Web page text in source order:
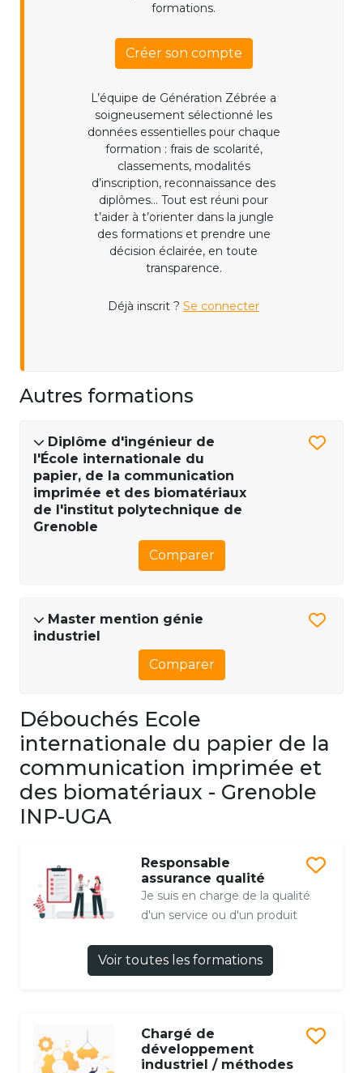
formations.
Créer son compte
L’équipe de Génération Zébrée a
soigneusement sélectionné les
données essentielles pour chaque
formation : frais de scolarité,
classements, modalités
d’inscription, reconnaissance des
diplômes... Tout est réuni pour
t’aider à t’orienter dans la jungle
des formations et prendre une
décision éclairée, en toute
transparence.
Déjà inscrit ? Se connecter
Autres formations
Diplôme d'ingénieur de
l'École internationale du
papier, de la communication
imprimée et des biomatériaux
de l'institut polytechnique de
Grenoble
Comparer
Master mention génie
industriel
Comparer
Débouchés Ecole
internationale du papier de la
communication imprimée et
des biomatériaux - Grenoble
INP-UGA
Responsable
assurance qualité
Je suis en charge de la qualité
d'un service ou d'un produit
Voir toutes les formations
Chargé de
développement
industriel / méthodes